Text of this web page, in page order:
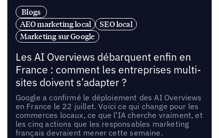
Blogs
AEO marketing local
SEO local
Marketing sur Google
Les AI Overviews débarquent enfin en
France : comment les entreprises multi-
sites doivent s’adapter ?
Google a confirmé le déploiement des AI Overviews
en France le 22 juillet. Voici ce qui change pour les
commerces locaux, ce que l’IA cherche vraiment, et
les cinq actions que les responsables marketing
français devraient mener cette semaine.